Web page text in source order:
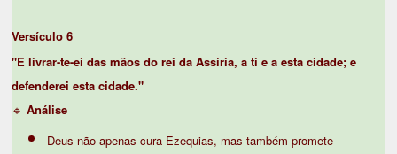
Versículo 6
"E livrar-te-ei das mãos do rei da Assíria, a ti e a esta cidade; e
defenderei esta cidade."
🔹Análise
Deus não apenas cura Ezequias, mas também promete